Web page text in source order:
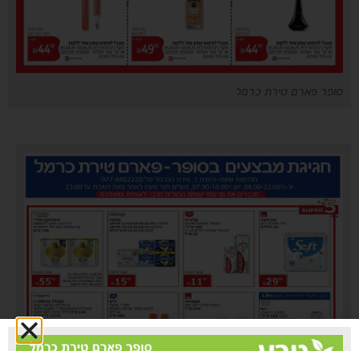
סופר פארם טירת כרמל